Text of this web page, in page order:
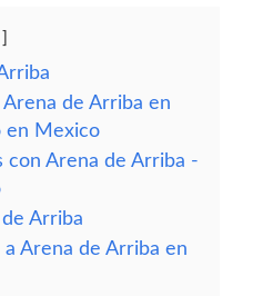
de Arriba en
en Mexico
con Arena de Arriba -
Arriba
a Arena de Arriba en